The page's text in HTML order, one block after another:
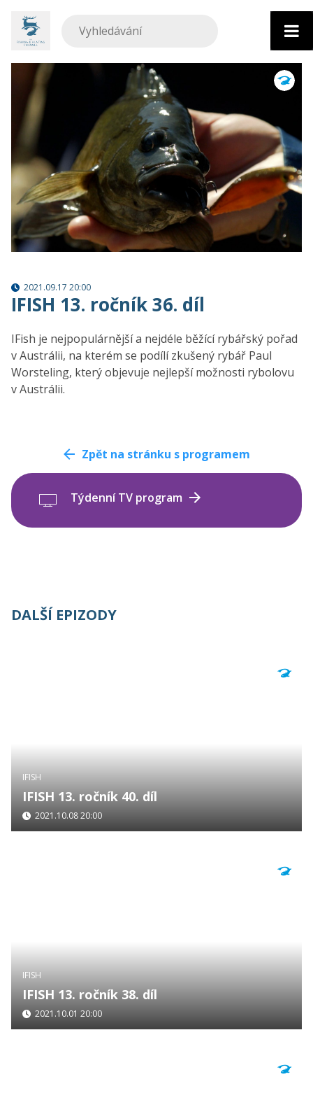
obsahu
2021.09.17 20:00
IFISH 13. ročník 36. díl
IFish je nejpopulárnější a nejdéle běžící rybářský pořad
v Austrálii, na kterém se podílí zkušený rybář Paul
Worsteling, který objevuje nejlepší možnosti rybolovu
v Austrálii.
Zpět na stránku s programem
Týdenní TV program
DALŠÍ EPIZODY
IFISH
IFISH 13. ročník 40. díl
2021.10.08 20:00
IFISH
IFISH 13. ročník 38. díl
2021.10.01 20:00